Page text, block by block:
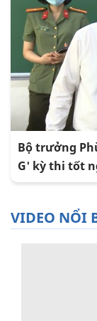
Bộ trưởng
G' kỳ thi tốt
VIDEO NỔI